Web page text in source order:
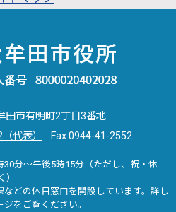
田市有明町2丁目3番地
代表） Fax:0944-41-2552
30分～午後5時15分（ただし、祝・休
どの休日窓口を開設しています。詳し
ジをご覧ください。